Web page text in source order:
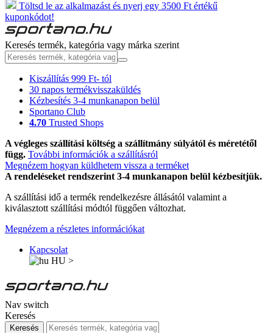
Töltsd le az alkalmazást és nyerj egy 3500 Ft értékű
kuponkódot!
Keresés termék, kategória vagy márka szerint
Kiszállítás 999 Ft- tól
30 napos termékvisszaküldés
Kézbesítés 3-4 munkanapon belül
Sportano Club
4.70 Trusted Shops
A végleges szállítási költség a szállítmány súlyától és méretétől
függ. További információk a szállításról
Megnézem hogyan küldhetem vissza a terméket
A rendeléseket rendszerint 3-4 munkanapon belül kézbesítjük.
A szállítási idő a termék rendelkezésre állásától valamint a
kiválasztott szállítási módtól függően változhat.
Megnézem a részletes információkat
Kapcsolat
HU >
Nav switch
Keresés
Keresés